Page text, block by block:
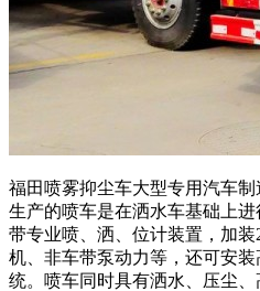
福田喷雾抑尘车大型专用汽车
生产的喷车是在洒水车基础上进
带专业喷、洒、位计装置，加
机、非车带泵动力等，还可安
统。喷车同时具有洒水、压尘